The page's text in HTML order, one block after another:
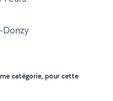
Donzy
catégorie, pour cette